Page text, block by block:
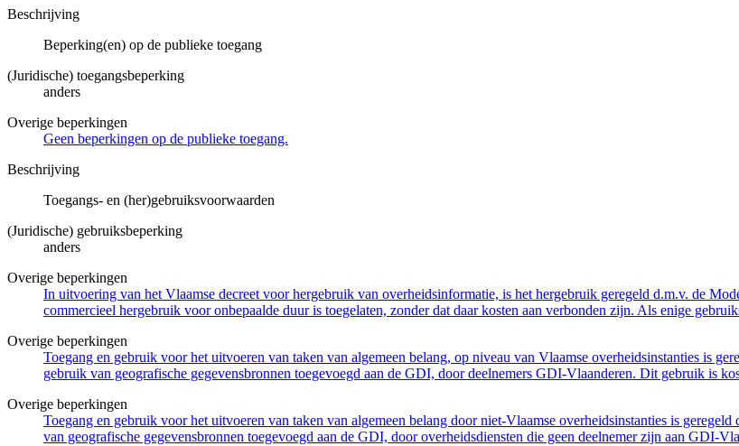
Beschrijving
Beperking(en) op de publieke toegang
(Juridische) toegangsbeperking
anders
Overige beperkingen
Geen beperkingen op de publieke toegang.
Beschrijving
Toegangs- en (her)gebruiksvoorwaarden
(Juridische) gebruiksbeperking
anders
Overige beperkingen
In uitvoering van het Vlaamse decreet voor hergebruik van overheidsinformatie, is het hergebruik geregeld d.m.v. de
commercieel hergebruik voor onbepaalde duur is toegelaten, zonder dat daar kosten aan verbonden zijn. Als enige
Overige beperkingen
Toegang en gebruik voor het uitvoeren van taken van algemeen belang, op niveau van Vlaamse overheidsinstanties is
gebruik van geografische gegevensbronnen toegevoegd aan de GDI, door deelnemers GDI-Vlaanderen. Dit gebruik is
Overige beperkingen
Toegang en gebruik voor het uitvoeren van taken van algemeen belang door niet-Vlaamse overheidsinstanties is
van geografische gegevensbronnen toegevoegd aan de GDI, door overheidsdiensten die geen deelnemer zijn aan GDI-